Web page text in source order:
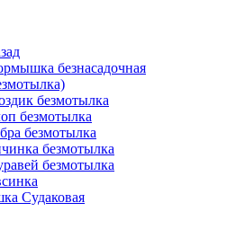
безнасадочная
безмотылка
безмотылка
безмотылка
безмотылка
безмотылка
Судаковая